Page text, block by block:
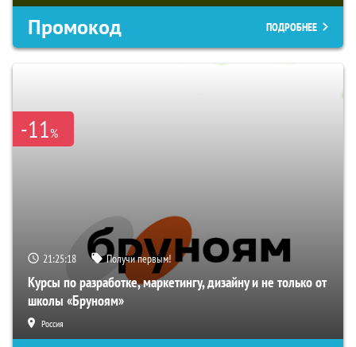
Промокод ПОДРОБНЕЕ
-11%
21:25:17 Получи первым!
Курсы по разработке, маркетингу, дизайну и не только от
школы «Бруноям»
Россия